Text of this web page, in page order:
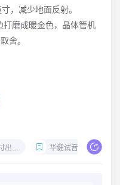
，减少地面反射。
磨成暖金色，晶体管机
舍。
Flac 华健试音碟HIFI